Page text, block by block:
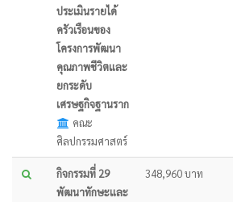
ประเมินรายได้
ครัวเรือนของ
โครงการพัฒนา
คุณภาพชีวิตและ
ยกระดับ
เศรษฐกิจฐานราก
คณะ
ศิลปกรรมศาสตร์
กิจกรรมที่ 29
พัฒนาทักษะและ
348,960 บาท